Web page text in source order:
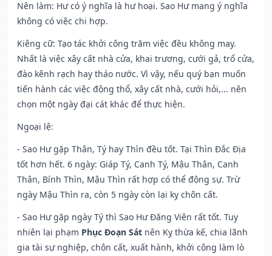
Nên làm: Hư có ý nghĩa là hư hoại. Sao Hư mang ý nghĩa
không có việc chi hợp.
Kiêng cữ: Tạo tác khởi công trăm việc đều không may.
Nhất là việc xây cất nhà cửa, khai trương, cưới gả, trổ cửa,
đào kênh rạch hay tháo nước. Vì vậy, nếu quý bạn muốn
tiến hành các việc động thổ, xây cất nhà, cưới hỏi,... nên
chọn một ngày đại cát khác để thực hiện.
Ngoại lệ:
- Sao Hư gặp Thân, Tý hay Thìn đều tốt. Tại Thìn Đắc Địa
tốt hơn hết. 6 ngày: Giáp Tý, Canh Tý, Mậu Thân, Canh
Thân, Bính Thìn, Mậu Thìn rất hợp có thể động sự. Trừ
ngày Mậu Thìn ra, còn 5 ngày còn lại kỵ chôn cất.
- Sao Hư gặp ngày Tý thì Sao Hư Đăng Viên rất tốt. Tuy
nhiên lại phạm Phục Đoạn Sát nên Kỵ thừa kế, chia lãnh
gia tài sự nghiệp, chôn cất, xuất hành, khởi công làm lò